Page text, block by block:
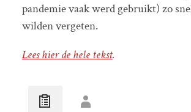
pandemie vaak werd gebruikt) zo
wilden vergeten.
Lees hier de hele tekst.